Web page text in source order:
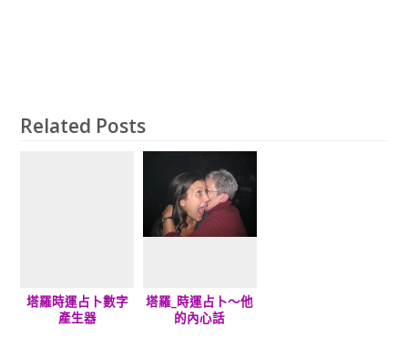
Related Posts
塔羅時運占卜數字
產生器
塔羅_時運占卜～他
的內心話